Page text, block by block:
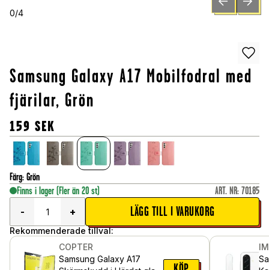
0/4 PREVIOUSNEXT
Samsung Galaxy A17 Mobilfodral med
fjärilar, Grön
159 SEK
Färg: Grön
Finns i lager (Fler än 20 st) ART. NR: 70185
-
+ LÄGG TILL I VARUKORG
Rekommenderade tillval:
COPTER
Samsung Galaxy A17